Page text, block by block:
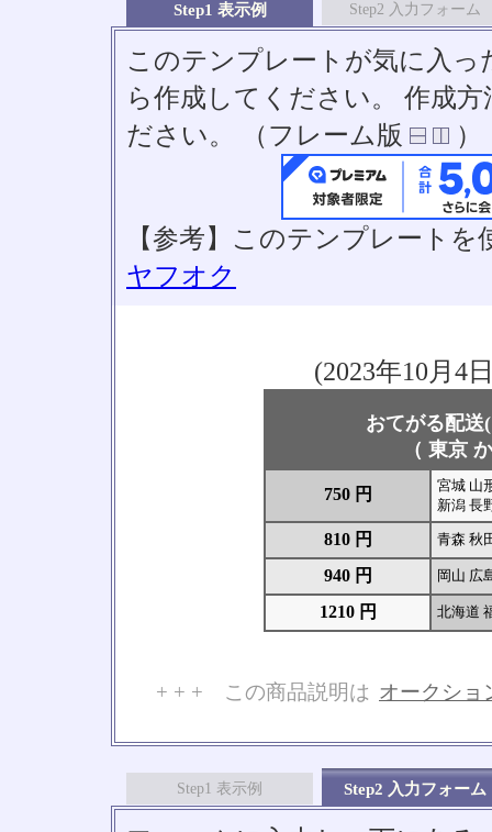
Step1 表示例 Step2 入力フォーム
このテンプレートが気に入っ
ら作成してください。 作成
ださい。 （フレーム版
）
【参考】このテンプレート
ヤフオク
(2023年10月4
おてがる配
（ 東京
750 円
宮城 山
新潟 長
810 円 青森 秋
940 円 岡山 広
1210 円 北海道
+ + + この商品説明は オークショ
Step1 表示例 Step2 入力フォーム